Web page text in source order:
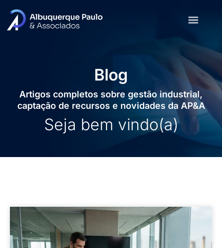
Blog
Artigos completos sobre gestão industrial,
captação de recursos e novidades da AP&A
Seja bem vindo(a)